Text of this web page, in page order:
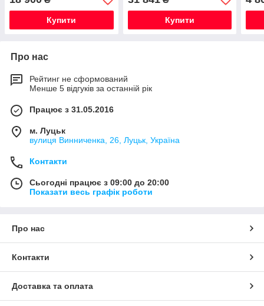
Новий Оригінальний
Купити Купити
Про нас
Рейтинг не сформований
Менше 5 відгуків за останній рік
Працює з 31.05.2016
м. Луцьк
вулиця Винниченка, 26, Луцьк, Україна
Контакти
Сьогодні працює з 09:00 до 20:00
Показати весь графік роботи
Про нас
Контакти
Доставка та оплата